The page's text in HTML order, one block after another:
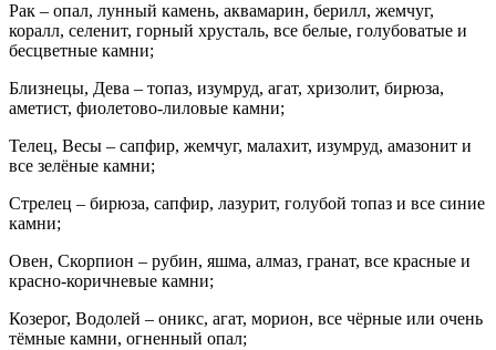
Рак – опал, лунный камень, аквамарин, берилл, жемчуг,
коралл, селенит, горный хрусталь, все белые, голубоватые и
бесцветные камни;
Близнецы, Дева – топаз, изумруд, агат, хризолит, бирюза,
аметист, фиолетово-лиловые камни;
Телец, Весы – сапфир, жемчуг, малахит, изумруд, амазонит и
все зелёные камни;
Стрелец – бирюза, сапфир, лазурит, голубой топаз и все синие
камни;
Овен, Скорпион – рубин, яшма, алмаз, гранат, все красные и
красно-коричневые камни;
Козерог, Водолей – оникс, агат, морион, все чёрные или очень
тёмные камни, огненный опал;